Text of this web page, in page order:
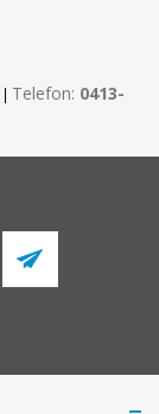
| Telefon: 0413-